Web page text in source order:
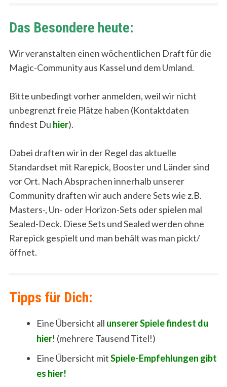
Das Besondere heute:
Wir veranstalten einen wöchentlichen Draft für die
Magic-Community aus Kassel und dem Umland.
Bitte unbedingt vorher anmelden, weil wir nicht
unbegrenzt freie Plätze haben (Kontaktdaten
findest Du hier).
Dabei draften wir in der Regel das aktuelle
Standardset mit Rarepick, Booster und Länder sind
vor Ort. Nach Absprachen innerhalb unserer
Community draften wir auch andere Sets wie z.B.
Masters-, Un- oder Horizon-Sets oder spielen mal
Sealed-Deck. Diese Sets und Sealed werden ohne
Rarepick gespielt und man behält was man pickt/
öffnet.
Tipps für Dich:
Eine Übersicht all unserer Spiele findest du
hier! (mehrere Tausend Titel!)
Eine Übersicht mitSpiele-Empfehlungen gibt
es hier!